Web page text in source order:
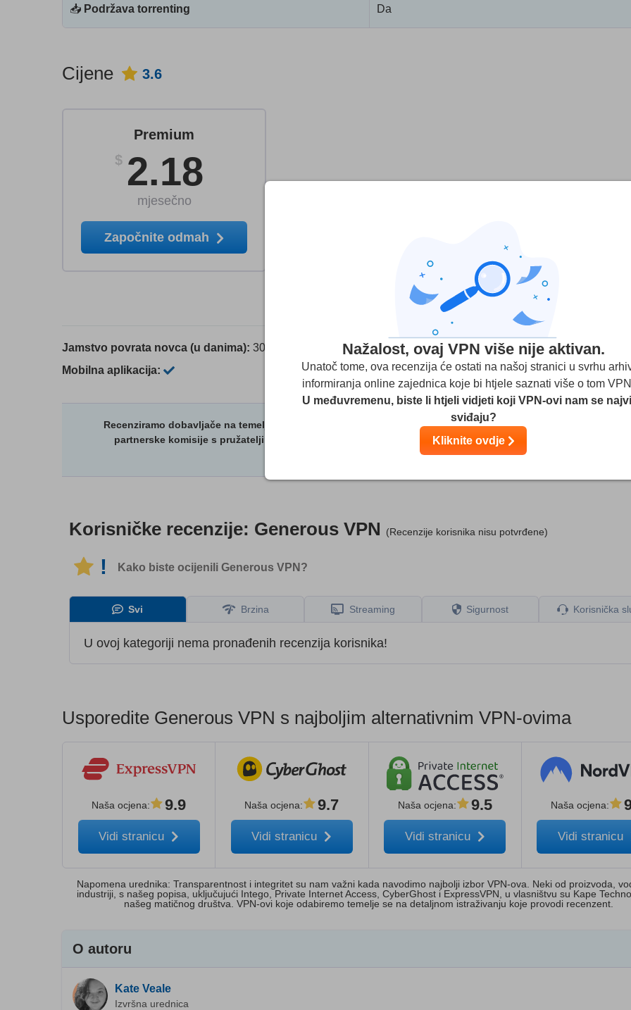
📥 Podržava torrenting Da
Cijene 3.6
Premium
$ 2.18
mjesečno
Započnite odmah
Jamstvo povrata novca (u danima): 30
Mobilna aplikacija:
Broj uređaja po licenci:50
VPN ponude:generousvpn.com
Recenziramo dobavljače na temelju strogih testova i istraživanja, ali uzimamo u obzir i vaše komentare te naše
partnerske komisije s pružateljima usluga. Neki su pružatelji usluga u vlasništvu našeg matičnog društva.
Korisničke recenzije: Generous VPN (Recenzije korisnika nisu potvrđene)
! Kako biste ocijenili Generous VPN?
Svi Brzina Streaming Sigurnost Korisnička
U ovoj kategoriji nema pronađenih recenzija korisnika!
Usporedite Generous VPN s najboljim alternativnim VPN-ovima
Naša ocjena: 9.9
Vidi stranicu
Naša ocjena: 9.7
Vidi stranicu
Naša ocjena: 9.5
Vidi stranicu
Naša ocjena:
Vidi stranicu
Napomena urednika: Transparentnost i integritet su nam važni kada navodimo najbolji izbor VPN-ova. Neki od proizvoda,
industriji, s našeg popisa, uključujući Intego, Private Internet Access, CyberGhost i ExpressVPN, u vlasništvu su Kape
našeg matičnog društva. VPN-ovi koje odabiremo temelje se na detaljnom istraživanju koje provodi recenzent.
O autoru
Kate Veale
Izvršna urednica
Nažalost, ovaj VPN više nije aktivan.
Unatoč tome, ova recenzija će ostati na našoj stranici u svrhu
informiranja online zajednica koje bi htjele saznati više o tom
U međuvremenu, biste li htjeli vidjeti koji VPN-ovi nam se
sviđaju?
Kliknite ovdje